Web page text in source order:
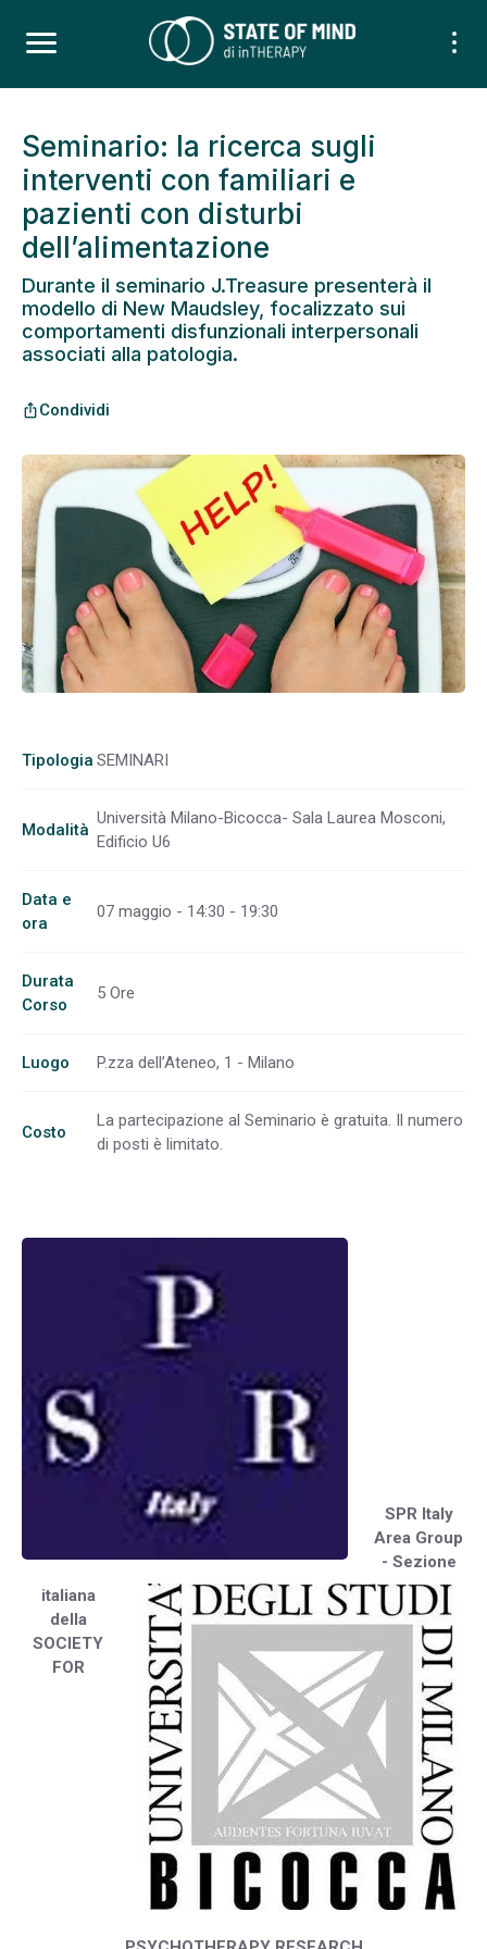
Seminario: la ricerca sugli
interventi con familiari e
pazienti con disturbi
dell’alimentazione
Durante il seminario J.Treasure presenterà il
modello di New Maudsley, focalizzato sui
comportamenti disfunzionali interpersonali
associati alla patologia.
ios_shareCondividi
Tipologia SEMINARI
Modalità
Università Milano-Bicocca- Sala Laurea Mosconi,
Edificio U6
Data e
ora
07 maggio - 14:30 - 19:30
Durata
Corso
5 Ore
Luogo P.zza dell’Ateneo, 1 - Milano
Costo
La partecipazione al Seminario è gratuita. Il numero
di posti è limitato.
SPR Italy
Area Group
- Sezione
italiana
della
SOCIETY
FOR